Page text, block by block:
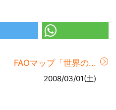
FAOマップ「世界の...
2008/03/01(土)